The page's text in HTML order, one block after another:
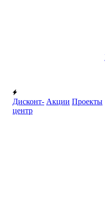
Дисконт-
центр
Акции Проекты